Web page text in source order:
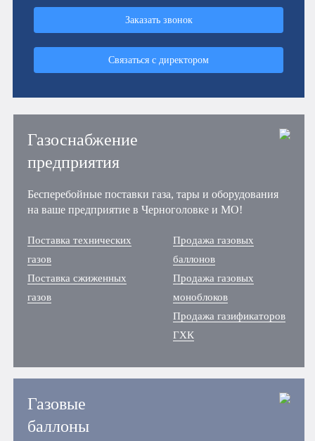
Заказать звонок
Связаться с директором
Газоснабжение
предприятия
Бесперебойные поставки газа, тары и оборудования
на ваше предприятие в Черноголовке и МО!
Поставка технических
газов
Поставка сжиженных
газов
Продажа газовых
баллонов
Продажа газовых
моноблоков
Продажа газификаторов
ГХК
Газовые
баллоны